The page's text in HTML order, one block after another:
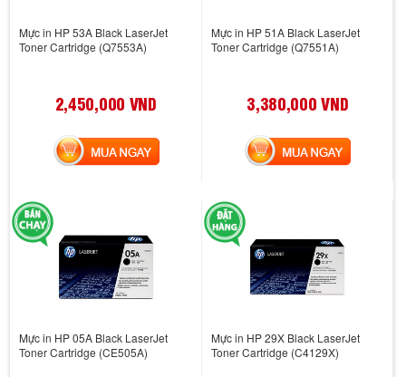
Mực in HP 53A Black LaserJet
Toner Cartridge (Q7553A)
2,450,000 VND
MUA NGAY
Mực in HP 51A Black LaserJet
Toner Cartridge (Q7551A)
3,380,000 VND
MUA NGAY
Mực in HP 05A Black LaserJet
Toner Cartridge (CE505A)
Mực in HP 29X Black LaserJet
Toner Cartridge (C4129X)